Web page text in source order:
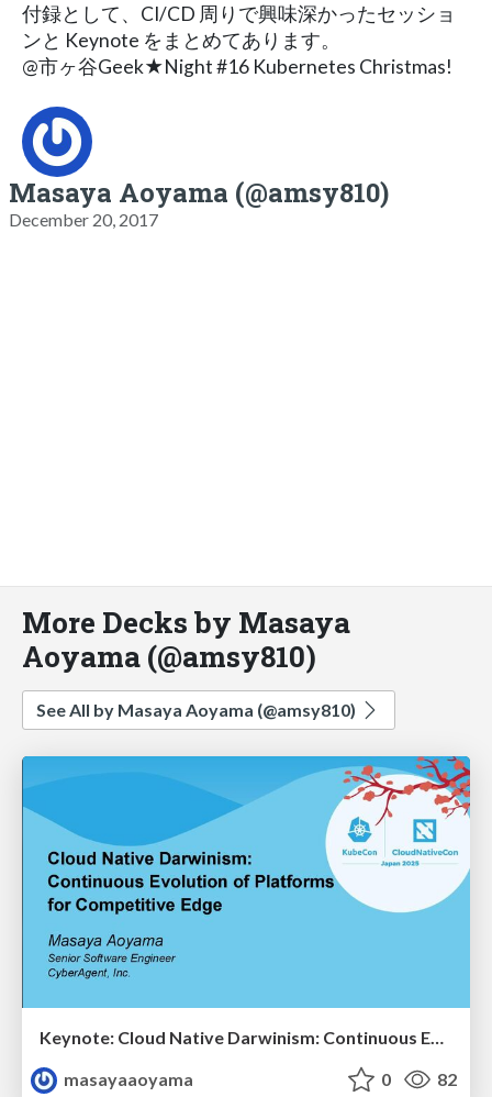
付録として、CI/CD 周りで興味深かったセッショ
ンと Keynote をまとめてあります。
@市ヶ谷Geek★Night #16 Kubernetes Christmas!
Masaya Aoyama (@amsy810)
December 20, 2017
More Decks by Masaya
Aoyama (@amsy810)
See All by Masaya Aoyama (@amsy810)
Keynote: Cloud Native Darwinism: Continuous Evolution of Platforms for Competitive Edge - KubeCon + CloudNativeCon Japan 2025 / kubecon-japan-2025-amsy810-keynote
masayaaoyama
0 82